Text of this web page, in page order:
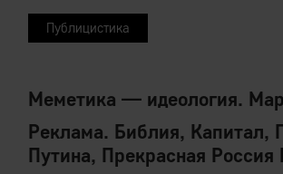
Публицистика
Меметика — идеология.
Реклама. Библия, Капитал,
Путина, Прекрасная Россия